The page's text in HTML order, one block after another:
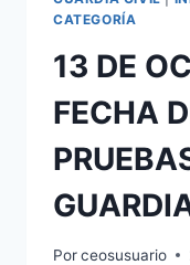
CATEGORÍA
13 DE
FECHA
Porceosusuario